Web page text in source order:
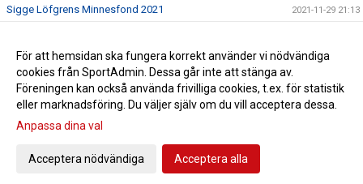
Sigge Löfgrens Minnesfond 2021 2021-11-29 21:13
Nytt projekt på Brunnsvallen 2021-05-21 20:44
Årsmöte 2021 2021-03-22 20:37
Gå till Webbversion
För att hemsidan ska fungera korrekt använder vi nödvändiga
cookies från SportAdmin. Dessa går inte att stänga av.
Föreningen kan också använda frivilliga cookies, t.ex. för statistik
eller marknadsföring. Du väljer själv om du vill acceptera dessa.
Anpassa dina val
Acceptera nödvändiga Acceptera alla